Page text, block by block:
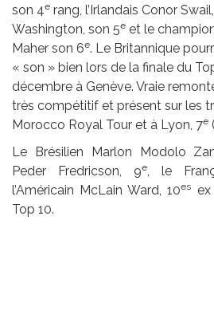
son 4e rang, l’Irlandais Conor
Washington, son 5e et le
Maher son 6e. Le Britannique
« son » bien lors de la finale du
décembre à Genève. Vraie
très compétitif et présent sur les
Morocco Royal Tour et à Lyon, 7e
Le Brésilien Marlon Modolo
Peder Fredricson, 9e, le
l’Américain McLain Ward, 10es
Top 10.